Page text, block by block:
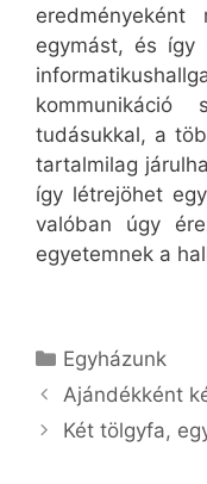
egymást, és így
tudásukkal, a
tartalmilag
így létrejöhet
valóban úgy
egyetemnek a
Kategória
Egyházunk
Ajándékként
Két tölgyfa,